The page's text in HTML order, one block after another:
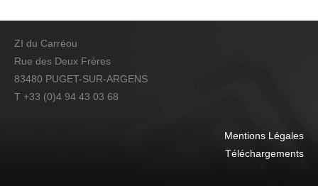
ZI du Carréou
Rue des Deux Frères
83480 PUGET-SUR-ARGENS
T +33 (0)4 94 43 03 68
Mentions Légales
Téléchargements